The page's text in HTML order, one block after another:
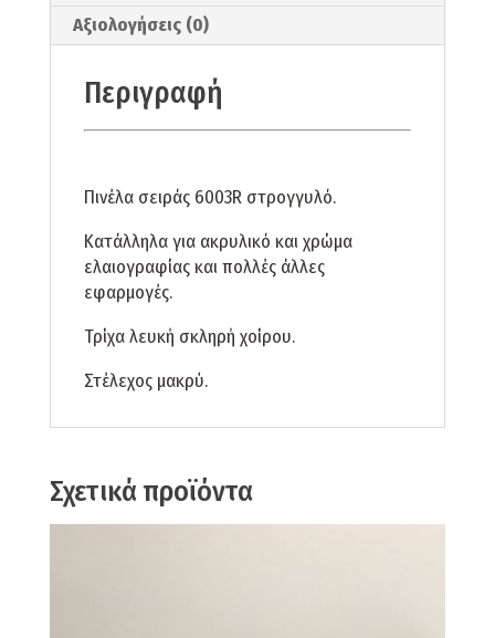
Αξιολογήσεις (0)
Περιγραφή
Πινέλα σειράς 6003R στρογγυλό.
Κατάλληλα για ακρυλικό και χρώμα
ελαιογραφίας και πολλές άλλες
εφαρμογές.
Τρίχα λευκή σκληρή χοίρου.
Στέλεχος μακρύ.
Σχετικά προϊόντα